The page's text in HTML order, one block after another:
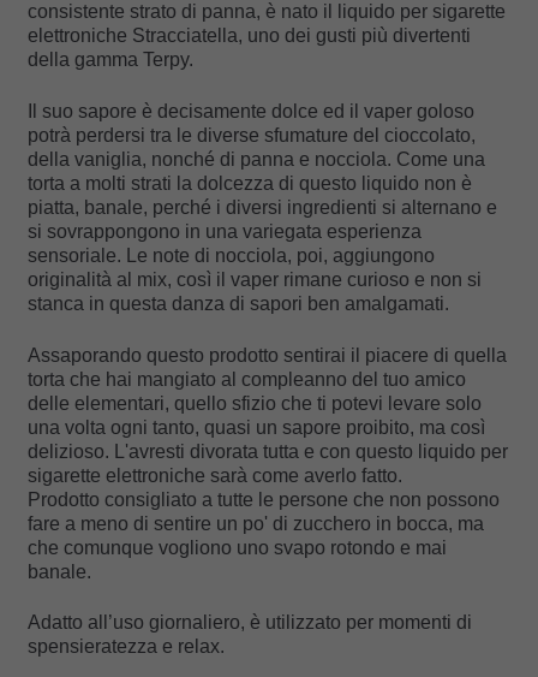
consistente strato di panna, è nato il liquido per sigarette
elettroniche Stracciatella, uno dei gusti più divertenti
della gamma Terpy.
Il suo sapore è decisamente dolce ed il vaper goloso
potrà perdersi tra le diverse sfumature del cioccolato,
della vaniglia, nonché di panna e nocciola. Come una
torta a molti strati la dolcezza di questo liquido non è
piatta, banale, perché i diversi ingredienti si alternano e
si sovrappongono in una variegata esperienza
sensoriale. Le note di nocciola, poi, aggiungono
originalità al mix, così il vaper rimane curioso e non si
stanca in questa danza di sapori ben amalgamati.
Assaporando questo prodotto sentirai il piacere di quella
torta che hai mangiato al compleanno del tuo amico
delle elementari, quello sfizio che ti potevi levare solo
una volta ogni tanto, quasi un sapore proibito, ma così
delizioso. L'avresti divorata tutta e con questo liquido per
sigarette elettroniche sarà come averlo fatto.
Prodotto consigliato a tutte le persone che non possono
fare a meno di sentire un po' di zucchero in bocca, ma
che comunque vogliono uno svapo rotondo e mai
banale.
Adatto all’uso giornaliero, è utilizzato per momenti di
spensieratezza e relax.